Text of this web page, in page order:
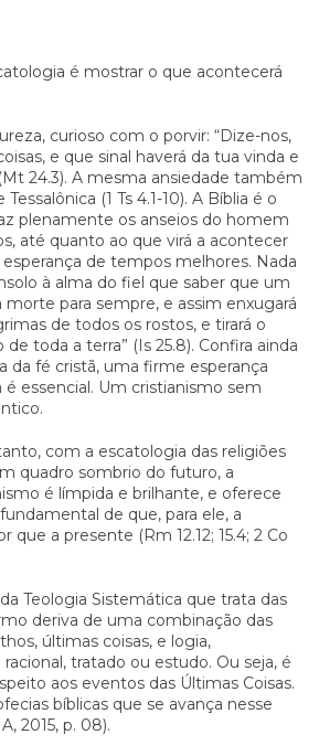
é mostrar o que acontecerá
curioso com o porvir: “Dize-nos,
e que sinal haverá da tua vinda e
24.3). A mesma ansiedade também
(1 Ts 4.1-10). A Bíblia é o
plenamente os anseios do homem
até quanto ao que virá a acontecer
de tempos melhores. Nada
à alma do fiel que saber que um
morte para sempre, e assim enxugará
de todos os rostos, e tirará o
toda a terra” (Is 25.8). Confira ainda
da fé cristã, uma firme esperança
essencial. Um cristianismo sem
com a escatologia das religiões
quadro sombrio do futuro, a
é límpida e brilhante, e oferece
de que, para ele, a
que a presente (Rm 12.12; 15.4; 2 Co
Teologia Sistemática que trata das
deriva de uma combinação das
últimas coisas, e logia,
tratado ou estudo. Ou seja, é
aos eventos das Últimas Coisas.
bíblicas que se avança nesse
2015, p. 08).